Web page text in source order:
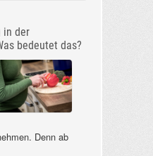
in der
bedeutet das?
Denn ab